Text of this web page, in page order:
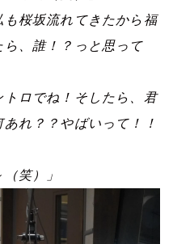
桜坂流れてきたから福
、誰！？っと思って
ロでね！そしたら、君
れ？？やばいって！！
笑）」